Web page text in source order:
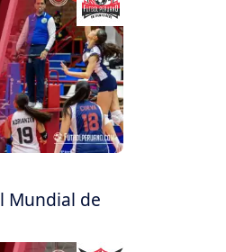
Mundial de